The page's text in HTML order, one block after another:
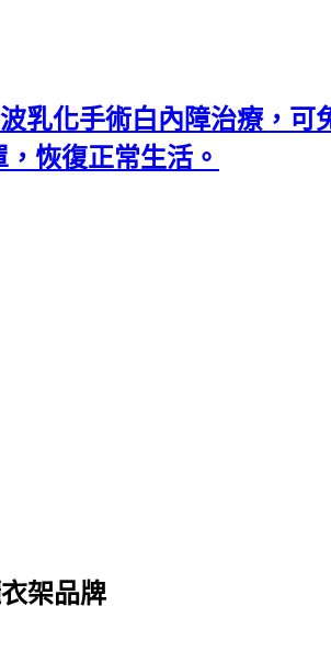
乳化手術白內障治療，
恢復正常生活。
架品牌